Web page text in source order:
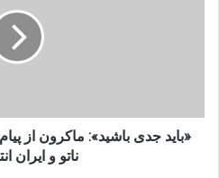
درباره
ناتو«باید جدی باشید»: ماکرون از
ناتو و ایران